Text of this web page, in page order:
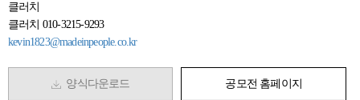
클러치
클러치 010-3215-9293
kevin1823@madeinpeople.co.kr
양식다운로드 공모전 홈페이지